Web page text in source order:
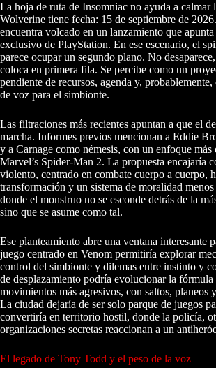
La hoja de ruta de Insomniac no ayuda a calmar
Wolverine tiene fecha: 15 de septiembre de
encuentra volcado en un lanzamiento que
exclusivo de PlayStation. En ese escenario, el
parece ocupar un segundo plano. No
coloca en primera fila. Se percibe como un
pendiente de recursos, agenda y,
de voz para el simbionte.
Las filtraciones más recientes apuntan a que el
marcha. Informes previos mencionan a Eddie
y a Carnage como némesis, con un enfoque más
Marvel’s Spider-Man 2. La propuesta encajaría
violento, centrado en combate cuerpo a cuerpo,
transformación y un sistema de moralidad
donde el monstruo no se esconde detrás de la
sino que se asume como tal.
Ese planteamiento abre una ventana interesante
juego centrado en Venom permitiría explorar
control del simbionte y dilemas entre instinto y
de desplazamiento podría evolucionar la fórmula
movimientos más agresivos, con saltos, planeos
La ciudad dejaría de ser solo parque de juegos
convertiría en territorio hostil, donde la policía,
organizaciones secretas reaccionan a un
El legado de Tony Todd y el peso de la voz